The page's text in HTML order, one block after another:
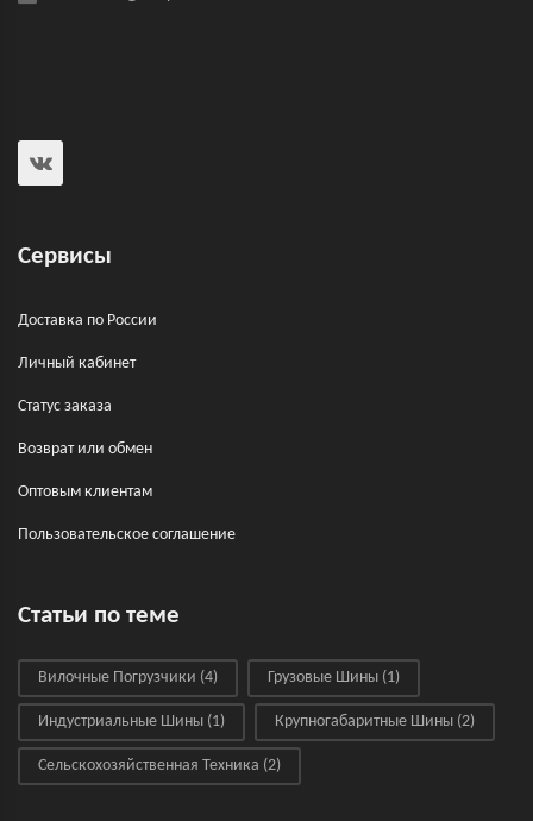
Сервисы
Доставка по России
Личный кабинет
Статус заказа
Возврат или обмен
Оптовым клиентам
Пользовательское соглашение
Статьи по теме
Вилочные Погрузчики (4) Грузовые Шины (1)
Индустриальные Шины (1) Крупногабаритные Шины (2)
Сельскохозяйственная Техника (2)